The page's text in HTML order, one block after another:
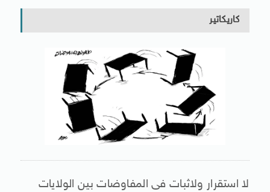
كاريكاتير
لا استقرار ولاثبات فى المفاوضات بين الولايات